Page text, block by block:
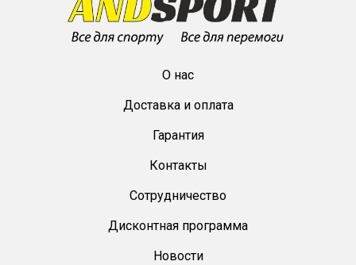
О нас
Доставка и оплата
Гарантия
Контакты
Сотрудничество
Дисконтная программа
Новости